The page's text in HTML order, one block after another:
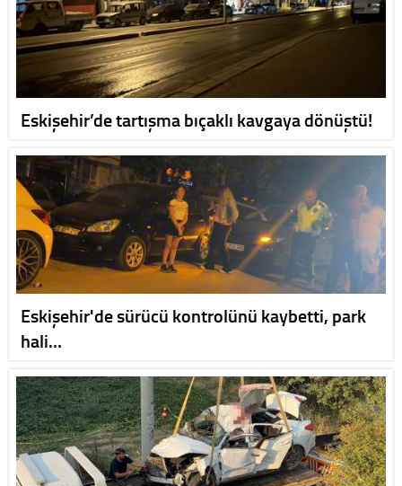
Eskişehir’de tartışma bıçaklı kavgaya dönüştü!
Eskişehir'de sürücü kontrolünü kaybetti, park
hali…